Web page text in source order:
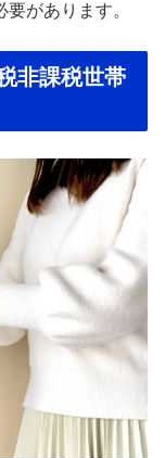
があります。
非課税世帯